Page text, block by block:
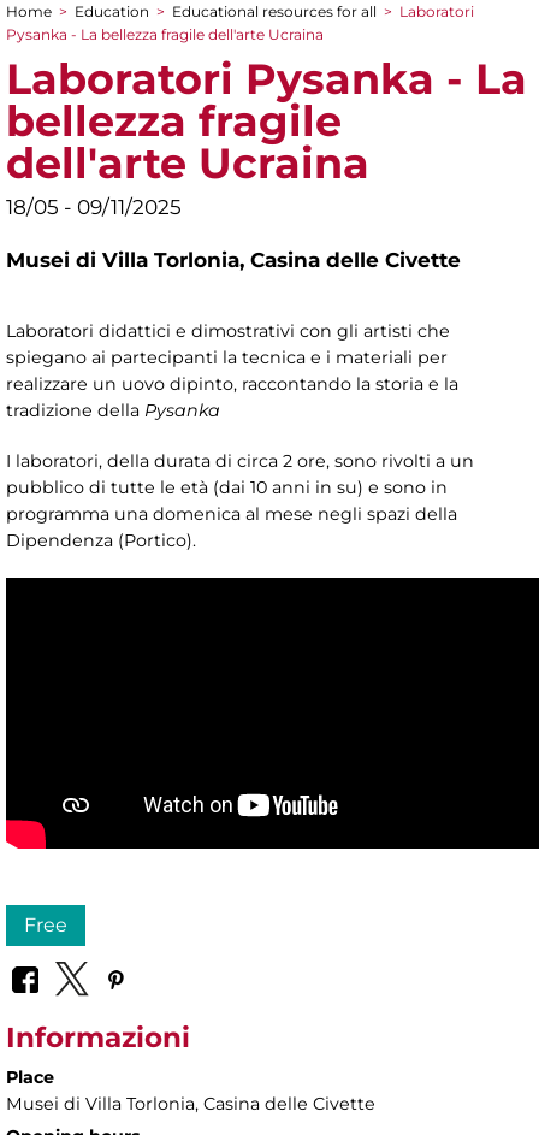
You are here
Home > Education > Educational resources for all > Laboratori
Pysanka - La bellezza fragile dell'arte Ucraina
Laboratori Pysanka - La
bellezza fragile
dell'arte Ucraina
18/05 - 09/11/2025
Musei di Villa Torlonia, Casina delle Civette
Laboratori didattici e dimostrativi con gli artisti che
spiegano ai partecipanti la tecnica e i materiali per
realizzare un uovo dipinto, raccontando la storia e la
tradizione della Pysanka
I laboratori, della durata di circa 2 ore, sono rivolti a un
pubblico di tutte le età (dai 10 anni in su) e sono in
programma una domenica al mese negli spazi della
Dipendenza (Portico).
Free
Informazioni
Place
Musei di Villa Torlonia, Casina delle Civette